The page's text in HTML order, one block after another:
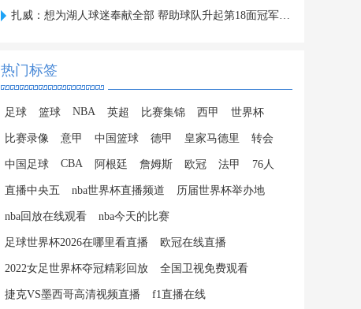
扎威：想为湖人球迷奉献全部 帮助球队升起第18面冠军旗帜
热门标签
足球 篮球 NBA 英超 比赛集锦 西甲 世界杯
比赛录像 意甲 中国篮球 德甲 皇家马德里 转会
中国足球 CBA 阿根廷 詹姆斯 欧冠 法甲 76人
直播中央五 nba世界杯直播频道 历届世界杯举办地
nba回放在线观看 nba今天的比赛
足球世界杯2026在哪里看直播 欧冠在线直播
2022女足世界杯夺冠精彩回放 全国卫视免费观看
捷克VS墨西哥高清视频直播 f1直播在线